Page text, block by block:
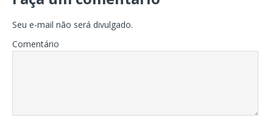
Seu e-mail não será divulgado.
Comentário